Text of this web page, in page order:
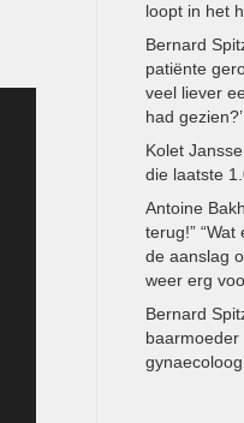
loopt in het
Bernard
patiënte
veel liever
had gezien?’
Kolet
die laatste
Antoine
terug!”
de aanslag
weer erg
Bernard
baarmoeder